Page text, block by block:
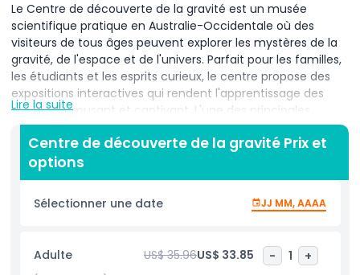
Le Centre de découverte de la gravité est un musée
scientifique pratique en Australie-Occidentale où des
visiteurs de tous âges peuvent explorer les mystères de la
gravité, de l'espace et de l'univers. Parfait pour les familles,
les étudiants et les esprits curieux, le centre propose des
expositions interactives qui rendent l'apprentissage des
sciences amusant et captivant. L'une des principales
attractions est la célèbre tour penchée de Gingin. Montez
dans cette structure unique pour réaliser des expériences
sur la gravité et profiter de vues à couper le souffle sur la
brousse environnante. C'est une excellente façon
d'expérimenter la science en action. À l'intérieur du centre,
vous trouverez des présentations fascinantes qui
et bien plus. Les expositions interactives sont conçues pour
rendre les idées scientifiques complexes faciles à
Lire la suite
Centre de découverte de la gravité Prix et
options
Sélectionner une date JJ MM, AAAA
Adulte US$ 35.96US$ 33.85 - 1 +